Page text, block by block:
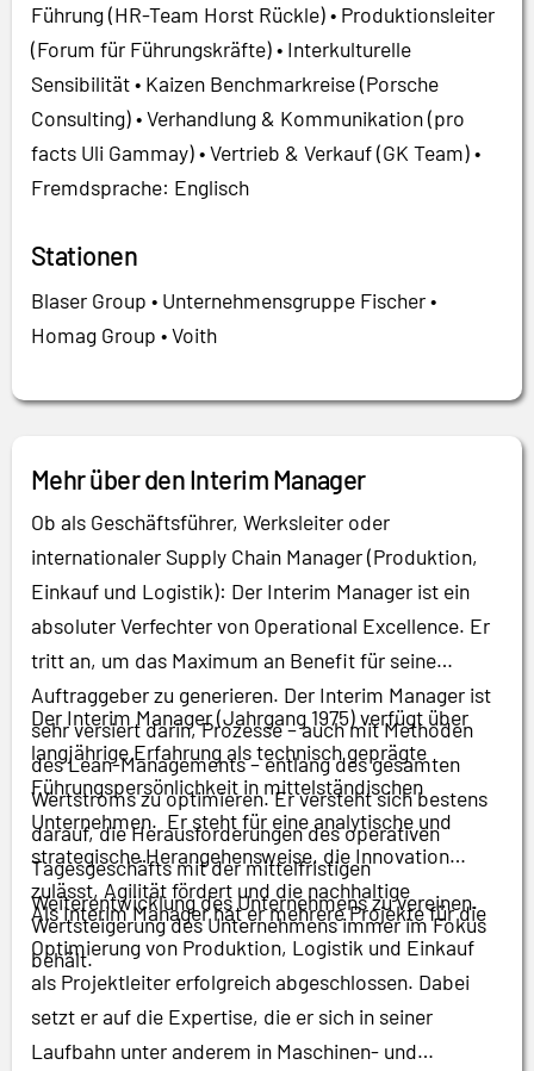
Führung (HR-Team Horst Rückle) • Produktionsleiter
(Forum für Führungskräfte) • Interkulturelle
Sensibilität • Kaizen Benchmarkreise (Porsche
Consulting) • Verhandlung & Kommunikation (pro
facts Uli Gammay) • Vertrieb & Verkauf (GK Team) •
Fremdsprache: Englisch
Stationen
Blaser Group • Unternehmensgruppe Fischer •
Homag Group • Voith
Mehr über den Interim Manager
Ob als Geschäftsführer, Werksleiter oder
internationaler Supply Chain Manager (Produktion,
Einkauf und Logistik): Der Interim Manager ist ein
absoluter Verfechter von Operational Excellence. Er
tritt an, um das Maximum an Benefit für seine
Auftraggeber zu generieren. Der Interim Manager ist
sehr versiert darin, Prozesse – auch mit Methoden
des Lean-Managements – entlang des gesamten
Wertstroms zu optimieren. Er versteht sich bestens
darauf, die Herausforderungen des operativen
Tagesgeschäfts mit der mittelfristigen
Weiterentwicklung des Unternehmens zu vereinen.
Der Interim Manager (Jahrgang 1975) verfügt über
langjährige Erfahrung als technisch geprägte
Führungspersönlichkeit in mittelständischen
Unternehmen. Er steht für eine analytische und
strategische Herangehensweise, die Innovation
zulässt, Agilität fördert und die nachhaltige
Wertsteigerung des Unternehmens immer im Fokus
behält.
Als Interim Manager hat er mehrere Projekte für die
Optimierung von Produktion, Logistik und Einkauf
als Projektleiter erfolgreich abgeschlossen. Dabei
setzt er auf die Expertise, die er sich in seiner
Laufbahn unter anderem in Maschinen- und